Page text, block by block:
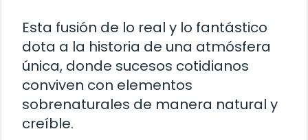
Esta fusión de lo real y lo fantástico
dota a la historia de una atmósfera
única, donde sucesos cotidianos
conviven con elementos
sobrenaturales de manera natural y
creíble.